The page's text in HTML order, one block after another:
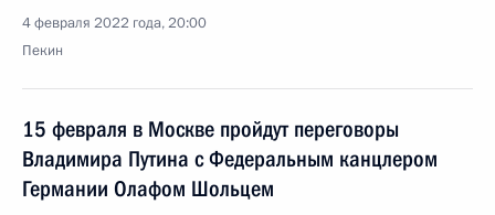
4 февраля 2022 года, 20:00
Пекин
15 февраля в Москве пройдут переговоры
Владимира Путина с Федеральным канцлером
Германии Олафом Шольцем